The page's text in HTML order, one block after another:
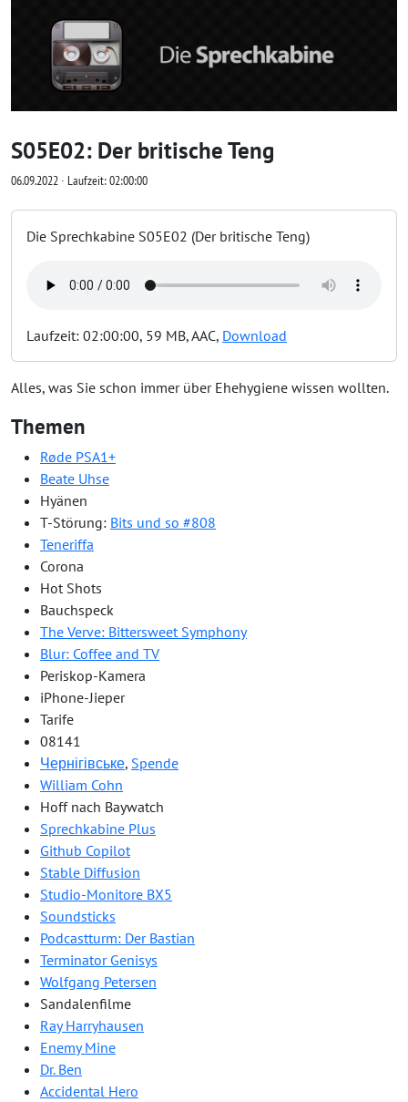
S05E02: Der britische Teng
06.09.2022 ∙ Laufzeit: 02:00:00
Die Sprechkabine S05E02 (Der britische Teng)
Laufzeit: 02:00:00, 59 MB, AAC, Download
Alles, was Sie schon immer über Ehehygiene wissen wollten.
Themen
Røde PSA1+
Beate Uhse
Hyänen
T-Störung: Bits und so #808
Teneriffa
Corona
Hot Shots
Bauchspeck
The Verve: Bittersweet Symphony
Blur: Coffee and TV
Periskop-Kamera
iPhone-Jieper
Tarife
08141
Чернігівське, Spende
William Cohn
Hoff nach Baywatch
Sprechkabine Plus
Github Copilot
Stable Diffusion
Studio-Monitore BX5
Soundsticks
Podcastturm: Der Bastian
Terminator Genisys
Wolfgang Petersen
Sandalenfilme
Ray Harryhausen
Enemy Mine
Dr. Ben
Accidental Hero